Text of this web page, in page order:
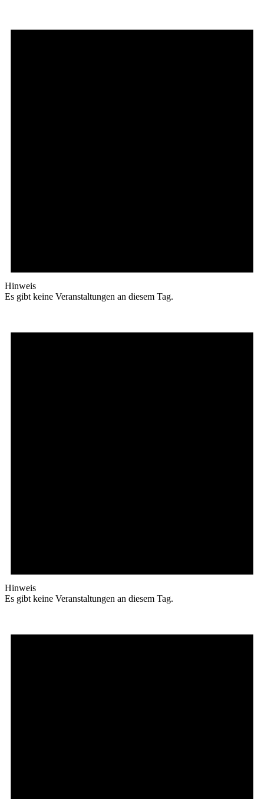
Hinweis
Es gibt keine Veranstaltungen an diesem Tag.
Hinweis
Es gibt keine Veranstaltungen an diesem Tag.